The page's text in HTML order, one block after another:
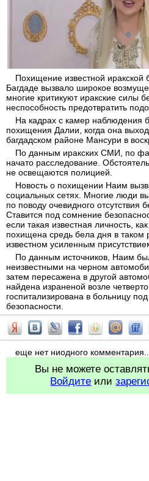
Похищение известной
Багдаде вызвало широкое
многие критикуют иракские силы
неспособность предотвратить
На кадрах с камер наблюдения
похищения Далии, когда она
багдадском районе Мансури в
По данным иракских СМИ, по
начато расследование.
не освещаются полицией.
Новость о похищении Наим
социальных сетях. Многие люди
по поводу очевидного отсутствия
Ставится под сомнение
если такая известная личность,
похищена средь бела дня в таком
известном усиленным
По данным источников, Наим
неизвестными на черном
затем пересажена в другой
найдена израненой возле
госпитализирована в больницу
безопасности.
еще нет ниодного комментария...
Вы не можете
Войдите или